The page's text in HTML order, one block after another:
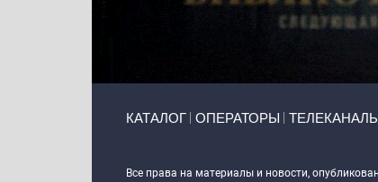
КАТАЛОГ ОПЕРАТОРЫ
Все права на материалы и новости,